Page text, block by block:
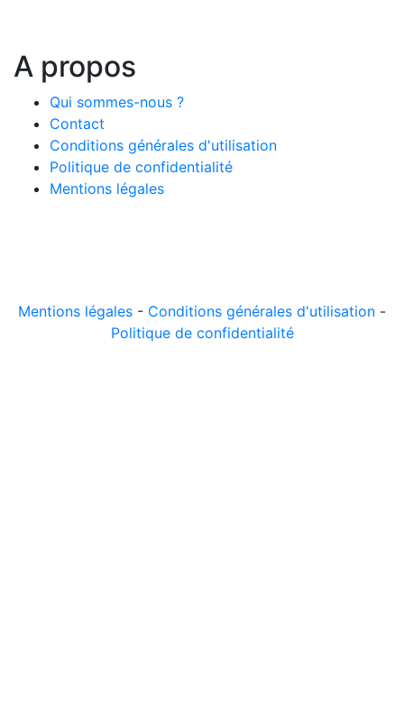
A propos
Qui sommes-nous ?
Contact
Conditions générales d'utilisation
Politique de confidentialité
Mentions légales
Mentions légales - Conditions générales d'utilisation -
Politique de confidentialité